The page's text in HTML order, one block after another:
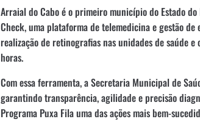
Arraial do Cabo é o primeiro município do Estado
Check, uma plataforma de telemedicina e gestão
realização de retinografias nas unidades de saúde
horas.
Com essa ferramenta, a Secretaria Municipal de
garantindo transparência, agilidade e precisão
Programa Puxa Fila uma das ações mais bem-